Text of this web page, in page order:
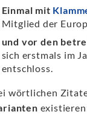
Einmal mit
Mitglied der
und vor den
sich erstmals im
entschloss.
wörtlichen